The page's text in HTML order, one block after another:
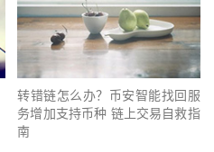
转错链怎么办？币安智能找回服
务增加支持币种 链上交易自救指
南